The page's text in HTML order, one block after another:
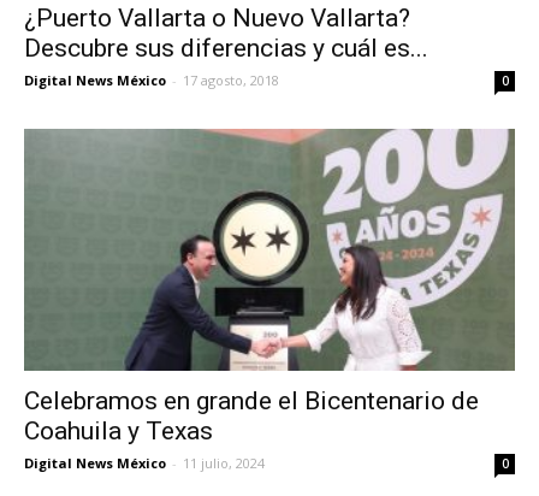
¿Puerto Vallarta o Nuevo Vallarta?
Descubre sus diferencias y cuál es...
Digital News México - 17 agosto, 2018 0
Celebramos en grande el Bicentenario de
Coahuila y Texas
Digital News México - 11 julio, 2024 0